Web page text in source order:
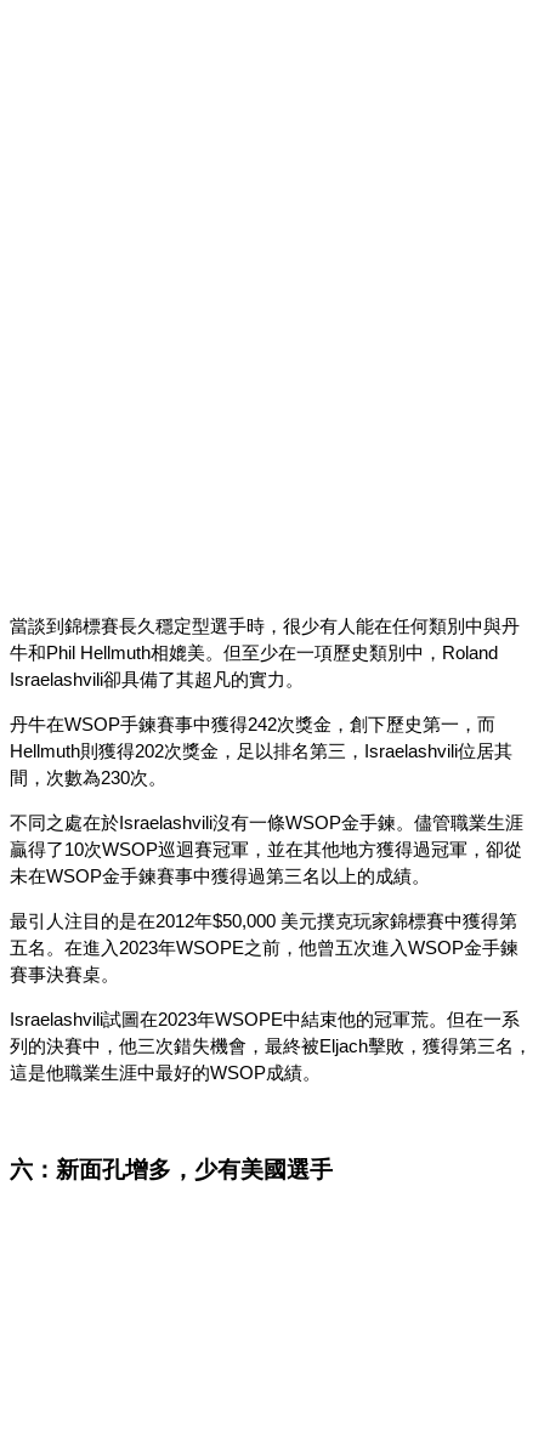
當談到錦標賽長久穩定型選手時，很少有人能在任何類別中與丹
牛和Phil Hellmuth相媲美。但至少在一項歷史類別中，Roland
Israelashvili卻具備了其超凡的實力。
丹牛在WSOP手鍊賽事中獲得242次獎金，創下歷史第一，而
Hellmuth則獲得202次獎金，足以排名第三，Israelashvili位居其
間，次數為230次。
不同之處在於Israelashvili沒有一條WSOP金手鍊。儘管職業生涯
贏得了10次WSOP巡迴賽冠軍，並在其他地方獲得過冠軍，卻從
未在WSOP金手鍊賽事中獲得過第三名以上的成績。
最引人注目的是在2012年$50,000 美元撲克玩家錦標賽中獲得第
五名。在進入2023年WSOPE之前，他曾五次進入WSOP金手鍊
賽事決賽桌。
Israelashvili試圖在2023年WSOPE中結束他的冠軍荒。但在一系
列的決賽中，他三次錯失機會，最終被Eljach擊敗，獲得第三名，
這是他職業生涯中最好的WSOP成績。
六：新面孔增多，少有美國選手